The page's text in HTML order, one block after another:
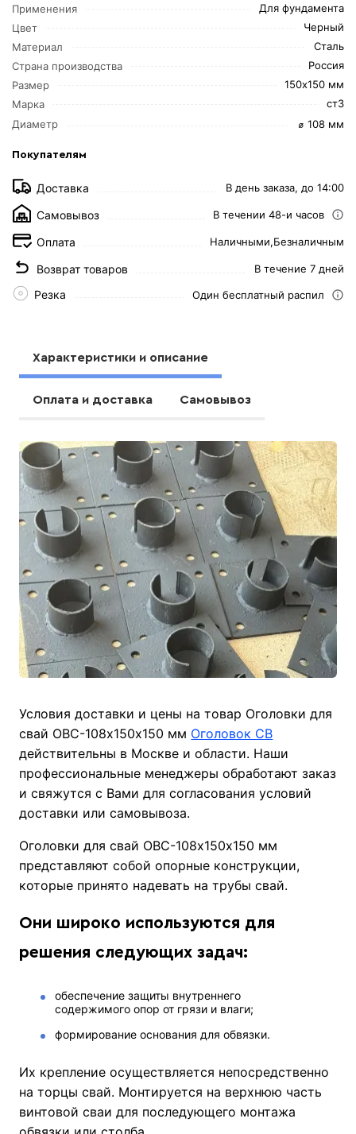
Применения
Для фундамента
Цвет
Черный
Материал
Сталь
Страна производства
Россия
Размер
150х150 мм
Марка
ст3
Диаметр
⌀ 108 мм
Покупателям
Доставка В день заказа, до 14:00
Самовывоз В течении 48-и часов
Оплата Наличными,Безналичным
Возврат товаров В течение 7 дней
Резка Один бесплатный распил
Характеристики и описание
Оплата и доставка Самовывоз
Условия доставки и цены на товар Оголовки для
свай ОВС-108х150х150 мм Оголовок СВ
действительны в Москве и области. Наши
профессиональные менеджеры обработают заказ
и свяжутся с Вами для согласования условий
доставки или самовывоза.
Оголовки для свай ОВС-108х150х150 мм
представляют собой опорные конструкции,
которые принято надевать на трубы свай.
Они широко используются для
решения следующих задач:
обеспечение защиты внутреннего
содержимого опор от грязи и влаги;
формирование основания для обвязки.
Их крепление осуществляется непосредственно
на торцы свай. Монтируется на верхнюю часть
винтовой сваи для последующего монтажа